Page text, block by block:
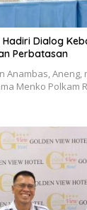
Dialog
Perbatasan
Anambas, Aneng,
Menko Polkam